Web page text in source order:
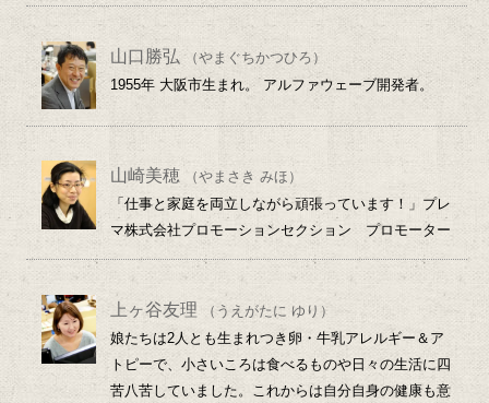
山口勝弘 （やまぐちかつひろ）
1955年 大阪市生まれ。 アルファウェーブ開発者。
山崎美穂
（やまさき みほ）
「仕事と家庭を両立しながら頑張っています！」プレ
マ株式会社プロモーションセクション プロモーター
上ヶ谷友理
（うえがたに ゆり）
娘たちは2人とも生まれつき卵・牛乳アレルギー＆ア
トピーで、小さいころは食べるものや日々の生活に四
苦八苦していました。これからは自分自身の健康も意